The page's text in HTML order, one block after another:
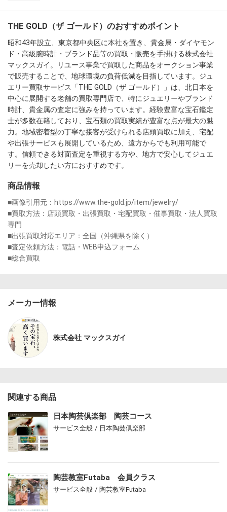
THE GOLD（ザ ゴールド）のおすすめポイント
昭和43年設立、東京都中央区に本社を置き、貴金属・ダイヤモン
ド・高級腕時計・ブランド品等の買取・販売を手掛ける株式会社
マックスガイ。リユース事業で買取した商品をオークション事業
で販売することで、地球環境の負荷低減を目指しています。ジュ
エリー買取サービス「THE GOLD（ザ ゴールド）」は、北日本を
中心に展開する老舗の買取専門店で、特にジュエリーやブランド
時計、貴金属の査定に強みを持っています。経験豊富な宝石鑑定
士が多数在籍しており、宝石類の買取実績が豊富な点が最大の魅
力。地域密着型の丁寧な接客が受けられる店頭買取に加え、宅配
や出張サービスも展開しているため、遠方からでも利用可能で
す。信頼できる対面査定を重視する方や、地方で安心してジュエ
リーを売却したい方におすすめです。
商品情報
■画像引用元：https://www.the-gold.jp/item/jewelry/
■買取方法：店頭買取・出張買取・宅配買取・催事買取・法人買取
専門
■出張買取対応エリア：全国（沖縄県を除く）
■査定依頼方法：電話・WEB申込フォーム
■総合買取
メーカー情報
株式会社 マックスガイ
関連する商品
日本陶芸倶楽部 陶芸コース
サービス全般 / 日本陶芸倶楽部
陶芸教室Futaba 会員クラス
サービス全般 / 陶芸教室Futaba